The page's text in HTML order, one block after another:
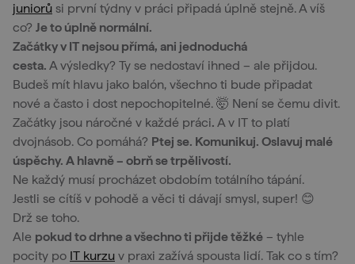
juniorů si první týdny v práci připadá úplně stejně. A víš
co? Je to úplně normální.
Začátky v IT nejsou přímá, ani jednoduchá
cesta. A výsledky? Ty se nedostaví ihned – ale přijdou.
Budeš mít hlavu jako balón, všechno ti bude připadat
nové a často i dost nepochopitelné. 🤯 Není se čemu divit.
Začátky jsou náročné v každé práci. A v IT to platí
dvojnásob. Co pomáhá? Ptej se. Komunikuj. Oslavuj malé
úspěchy. A hlavně – obrň se trpělivostí.
Ne každý musí procházet obdobím totálního tápání.
Jestli se cítíš v pohodě a věci ti dávají smysl, super! 😊
Drž se toho.
Ale pokud to drhne a všechno ti přijde těžké – tyhle
pocity po IT kurzu v praxi zažívá spousta lidí. Tak co s tím?